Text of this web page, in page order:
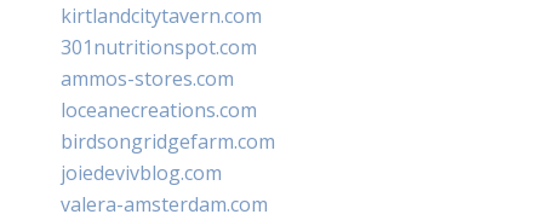
kirtlandcitytavern.com
301nutritionspot.com
ammos-stores.com
loceanecreations.com
birdsongridgefarm.com
joiedevivblog.com
valera-amsterdam.com